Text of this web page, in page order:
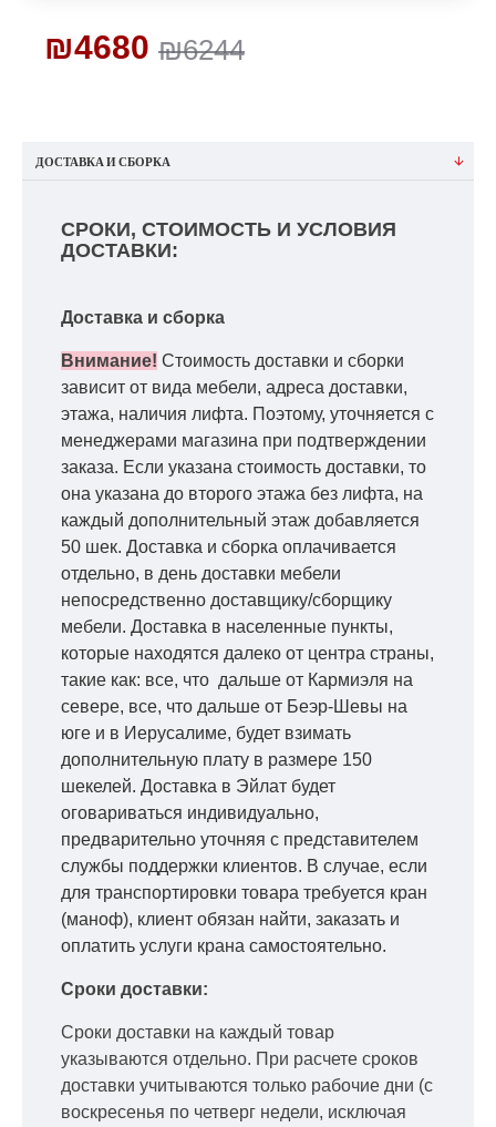
₪6244
₪4680
ДОСТАВКА И СБОРКА
СРОКИ, СТОИМОСТЬ И УСЛОВИЯ
ДОСТАВКИ:
Доставка и сборка
Внимание! Стоимость доставки и сборки
зависит от вида мебели, адреса доставки,
этажа, наличия лифта. Поэтому, уточняется с
менеджерами магазина при подтверждении
заказа. Если указана стоимость доставки, то
она указана до второго этажа без лифта, на
каждый дополнительный этаж добавляется
50 шек. Доставка и сборка оплачивается
отдельно, в день доставки мебели
непосредственно доставщику/сборщику
мебели. Доставка в населенные пункты,
которые находятся далеко от центра страны,
такие как: все, что дальше от Кармиэля на
севере, все, что дальше от Беэр-Шевы на
юге и в Иерусалиме, будет взимать
дополнительную плату в размере 150
шекелей. Доставка в Эйлат будет
оговариваться индивидуально,
предварительно уточняя с представителем
службы поддержки клиентов. В случае, если
для транспортировки товара требуется кран
(маноф), клиент обязан найти, заказать и
оплатить услуги крана самостоятельно.
Сроки доставки:
Сроки доставки на каждый товар
указываются отдельно. При расчете сроков
доставки учитываются только рабочие дни (с
воскресенья по четверг недели, исключая